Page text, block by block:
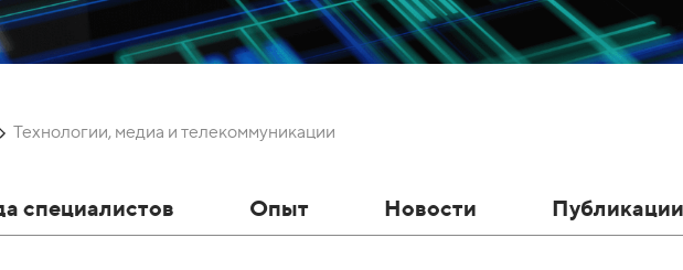
Технологии, медиа и телекоммуникации
специалистов Опыт Новости Публикации